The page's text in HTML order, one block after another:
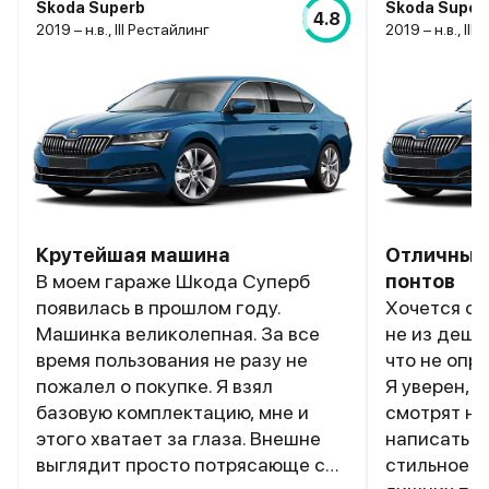
Skoda Superb
2019 – н.в., III Рестайлинг
4.8
Крутейшая машина
В моем гараже Шкода Суперб
появилась в прошлом году.
Машинка великолепная. За все
время пользования не разу не
пожалел о покупке. Я взял
базовую комплектацию, мне и
этого хватает за глаза. Внешне
выглядит просто потрясающе с
Skoda
2019 – н.в., III
Отличный
понтов
Хочется
не из
что не
Я уверен,
смотрят
написать
стильное